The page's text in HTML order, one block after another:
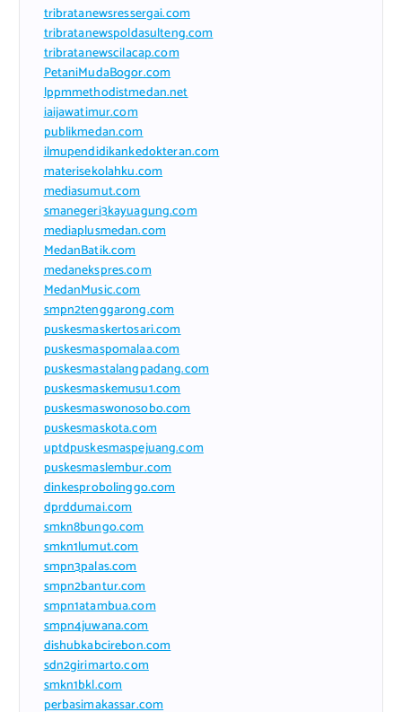
tribratanewsressergai.com
tribratanewspoldasulteng.com
tribratanewscilacap.com
PetaniMudaBogor.com
lppmmethodistmedan.net
iaijawatimur.com
publikmedan.com
ilmupendidikankedokteran.com
materisekolahku.com
mediasumut.com
smanegeri3kayuagung.com
mediaplusmedan.com
MedanBatik.com
medanekspres.com
MedanMusic.com
smpn2tenggarong.com
puskesmaskertosari.com
puskesmaspomalaa.com
puskesmastalangpadang.com
puskesmaskemusu1.com
puskesmaswonosobo.com
puskesmaskota.com
uptdpuskesmaspejuang.com
puskesmaslembur.com
dinkesprobolinggo.com
dprddumai.com
smkn8bungo.com
smkn1lumut.com
smpn3palas.com
smpn2bantur.com
smpn1atambua.com
smpn4juwana.com
dishubkabcirebon.com
sdn2girimarto.com
smkn1bkl.com
perbasimakassar.com